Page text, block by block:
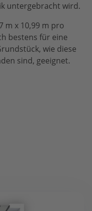
untergebracht wird.
m x 10,99 m pro
bestens für eine
wie diese
sind, geeignet.